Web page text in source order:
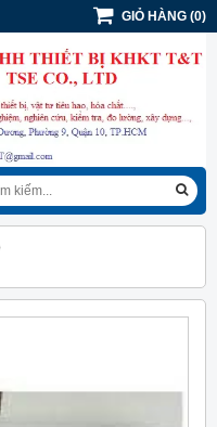
GIỎ HÀNG (0)